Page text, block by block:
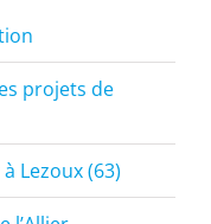
projets de
Lezoux (63)